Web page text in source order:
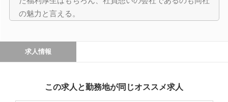
の魅力と言える。
求人情報
この求人と勤務地が同じオススメ求人